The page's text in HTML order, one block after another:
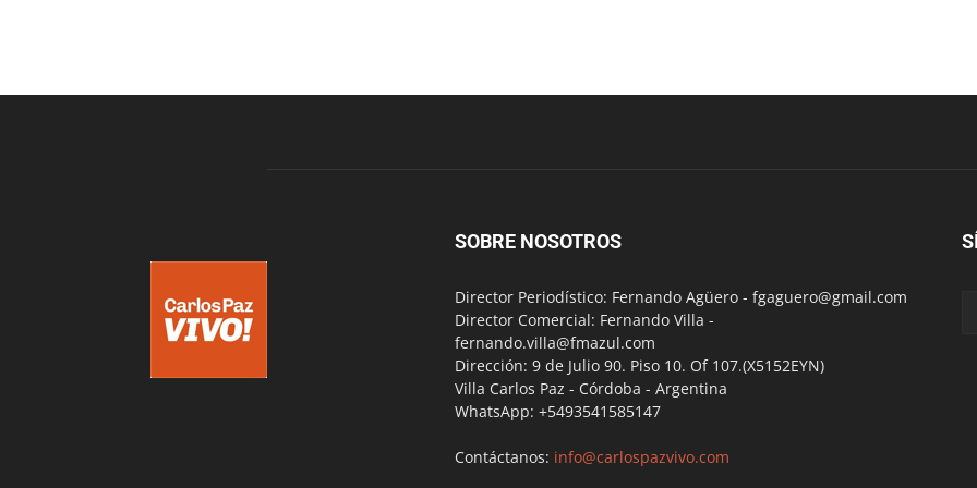
SOBRE NOSOTROS
Director Periodístico: Fernando Agüero - fgaguero@gmail.com
Director Comercial: Fernando Villa -
fernando.villa@fmazul.com
Dirección: 9 de Julio 90. Piso 10. Of 107.(X5152EYN)
Villa Carlos Paz - Córdoba - Argentina
WhatsApp: +5493541585147
Contáctanos: info@carlospazvivo.com